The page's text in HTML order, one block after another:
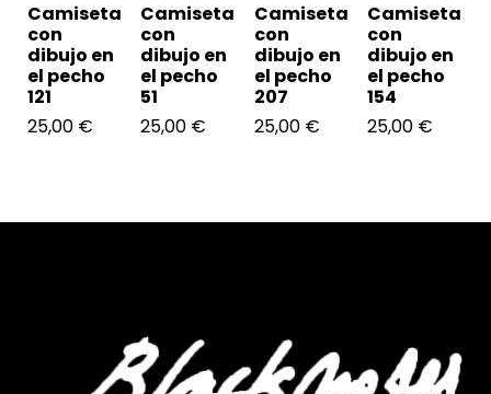
Camiseta
con
dibujo en
el pecho
121
25,00 €
Camiseta
con
dibujo en
el pecho
51
25,00 €
Camiseta
con
dibujo en
el pecho
207
25,00 €
Camiseta
con
dibujo en
el pecho
154
25,00 €